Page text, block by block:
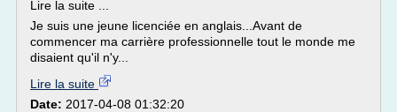
Lire la suite ...
Je suis une jeune licenciée en anglais...Avant de
commencer ma carrière professionnelle tout le monde me
disaient qu'il n'y...
Lire la suite
Date: 2017-04-08 01:32:20